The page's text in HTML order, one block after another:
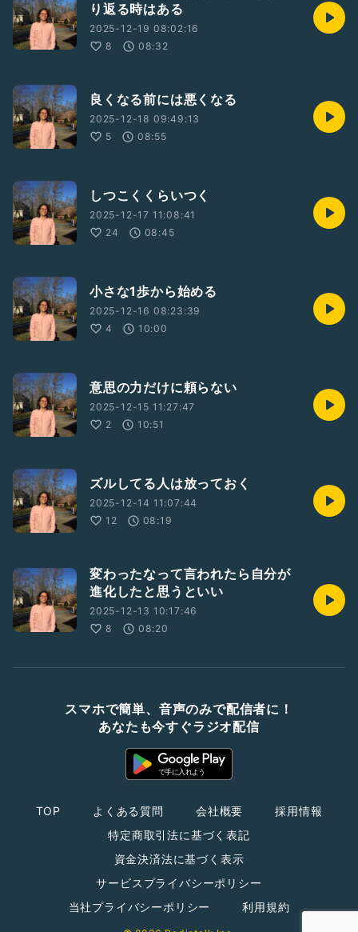
り返る時はある
2025-12-19 08:02:16
8
08:32
良くなる前には悪くなる
2025-12-18 09:49:13
5
08:55
しつこくくらいつく
2025-12-17 11:08:41
24
08:45
小さな1歩から始める
2025-12-16 08:23:39
4
10:00
意思の力だけに頼らない
2025-12-15 11:27:47
2
10:51
ズルしてる人は放っておく
2025-12-14 11:07:44
12
08:19
変わったなって言われたら自分が
進化したと思うといい
2025-12-13 10:17:46
8
08:20
スマホで簡単、音声のみで配信者に！
あなたも今すぐラジオ配信
TOP よくある質問 会社概要
採用情報
特定商取引法に基づく表記
資金決済法に基づく表示
サービスプライバシーポリシー
当社プライバシーポリシー
利用規約